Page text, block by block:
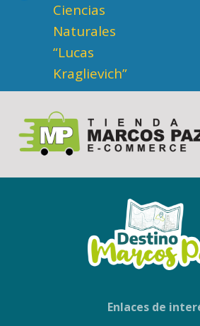
Ciencias
Naturales
“Lucas
Kraglievich”
Enlaces de